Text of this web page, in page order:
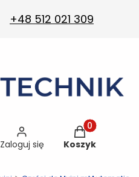
+48 512 021 309
Zaloguj się
Produkty w
Koszyk